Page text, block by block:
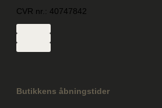
CVR nr.: 40747842
Butikkens åbningstider